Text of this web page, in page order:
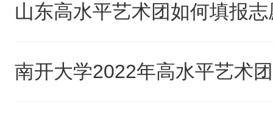
山东高水平艺术团如何填报
南开大学2022年高水平艺术